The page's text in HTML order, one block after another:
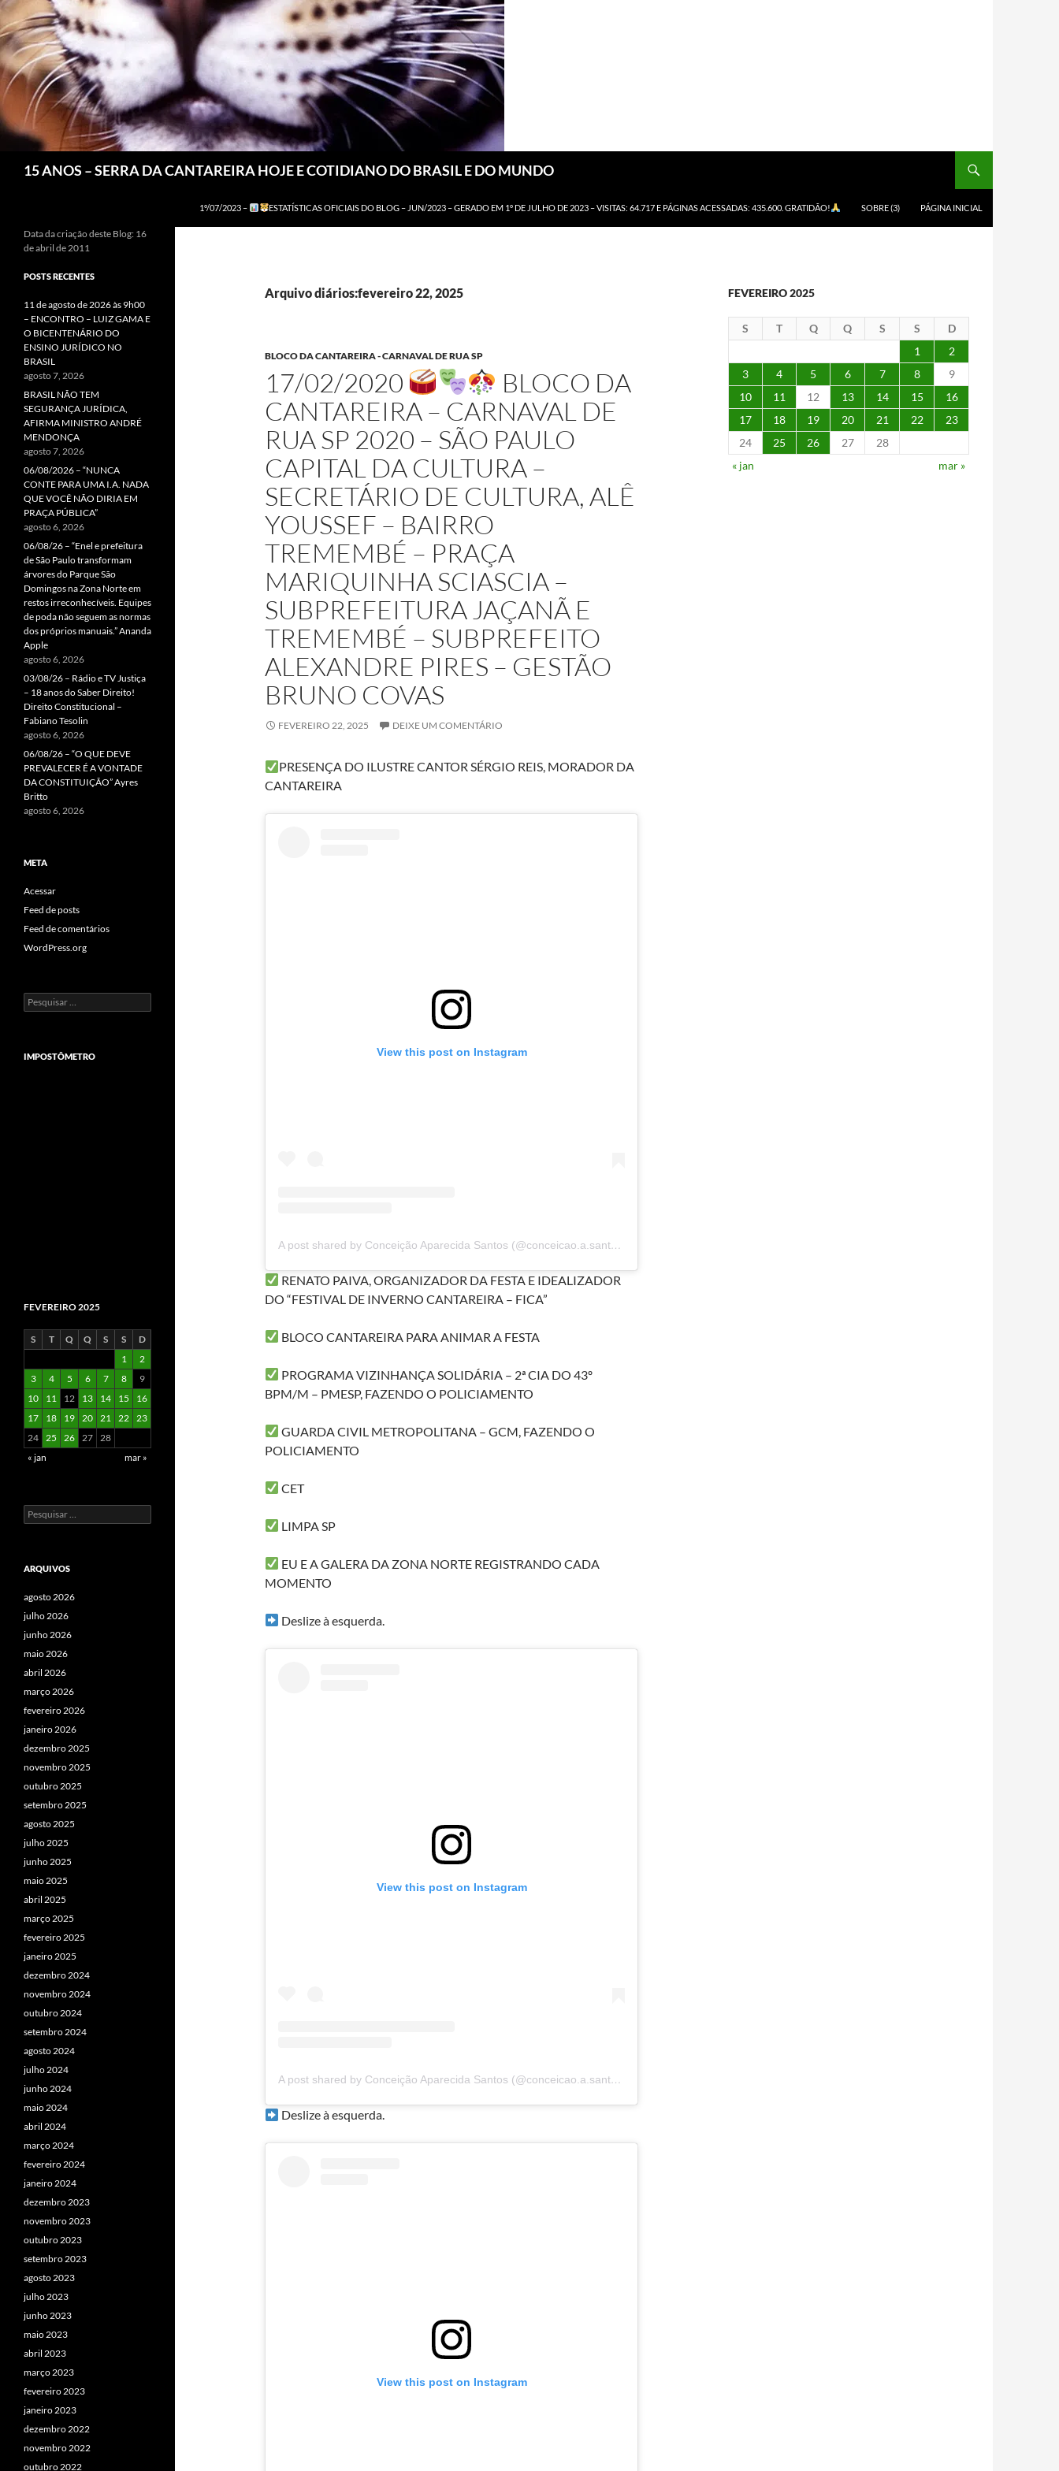
15 ANOS – SERRA DA CANTAREIRA HOJE E COTIDIANO DO BRASIL E DO MUNDO
1º/07/2023 – ESTATÍSTICAS OFICIAIS DO BLOG – JUN/2023 – GERADO EM 1º DE JULHO DE 2023 – VISITAS: 64.717 E PÁGINAS ACESSADAS: 435.600. GRATIDÃO! SOBRE (3) PÁGINA INICIAL
Arquivo diários:fevereiro 22, 2025
BLOCO DA CANTAREIRA - CARNAVAL DE RUA SP
17/02/2020
BLOCO DA
CANTAREIRA – CARNAVAL DE
RUA SP 2020 – SÃO PAULO
CAPITAL DA CULTURA –
SECRETÁRIO DE CULTURA, ALÊ
YOUSSEF – BAIRRO
TREMEMBÉ – PRAÇA
MARIQUINHA SCIASCIA –
SUBPREFEITURA JAÇANÃ E
TREMEMBÉ – SUBPREFEITO
ALEXANDRE PIRES – GESTÃO
BRUNO COVAS
FEVEREIRO 22, 2025 DEIXE UM COMENTÁRIO
PRESENÇA DO ILUSTRE CANTOR SÉRGIO REIS, MORADOR DA
CANTAREIRA
View this post on Instagram
A post shared by Conceição Aparecida Santos (@conceicao.a.santos)
RENATO PAIVA, ORGANIZADOR DA FESTA E IDEALIZADOR
DO “FESTIVAL DE INVERNO CANTAREIRA – FICA”
BLOCO CANTAREIRA PARA ANIMAR A FESTA
PROGRAMA VIZINHANÇA SOLIDÁRIA – 2ª CIA DO 43º
BPM/M – PMESP, FAZENDO O POLICIAMENTO
GUARDA CIVIL METROPOLITANA – GCM, FAZENDO O
POLICIAMENTO
CET
LIMPA SP
EU E A GALERA DA ZONA NORTE REGISTRANDO CADA
MOMENTO
Deslize à esquerda.
View this post on Instagram
A post shared by Conceição Aparecida Santos (@conceicao.a.santos)
Deslize à esquerda.
View this post on Instagram
FEVEREIRO 2025
S T Q Q S S
D
1
2
3
4 5 6 7 8
9
10
11 12 13 14 15
16
17
18 19 20 21 22
23
24
25 26 27
28
« jan
mar »
Data da criação deste Blog: 16
de abril de 2011
POSTS RECENTES
11 de agosto de 2026 às 9h00
– ENCONTRO – LUIZ GAMA E
O BICENTENÁRIO DO
ENSINO JURÍDICO NO
BRASIL
agosto 7, 2026
BRASIL NÃO TEM
SEGURANÇA JURÍDICA,
AFIRMA MINISTRO ANDRÉ
MENDONÇA
agosto 7, 2026
06/08/2026 – “NUNCA
CONTE PARA UMA I.A. NADA
QUE VOCÊ NÃO DIRIA EM
PRAÇA PÚBLICA”
agosto 6, 2026
06/08/26 – “Enel e prefeitura
de São Paulo transformam
árvores do Parque São
Domingos na Zona Norte em
restos irreconhecíveis. Equipes
de poda não seguem as normas
dos próprios manuais.” Ananda
Apple
agosto 6, 2026
03/08/26 – Rádio e TV Justiça
– 18 anos do Saber Direito!
Direito Constitucional –
Fabiano Tesolin
agosto 6, 2026
06/08/26 – “O QUE DEVE
PREVALECER É A VONTADE
DA CONSTITUIÇÃO” Ayres
Britto
agosto 6, 2026
META
Acessar
Feed de posts
Feed de comentários
WordPress.org
Pesquisar
por:
IMPOSTÔMETRO
FEVEREIRO 2025
S T Q Q S S
D
1
2
3
4 5 6 7 8
9
10
11 12 13 14 15
16
17
18 19 20 21 22 23
24 25 26 27 28
« jan
mar »
Pesquisar
por:
ARQUIVOS
agosto 2026
julho 2026
junho 2026
maio 2026
abril 2026
março 2026
fevereiro 2026
janeiro 2026
dezembro 2025
novembro 2025
outubro 2025
setembro 2025
agosto 2025
julho 2025
junho 2025
maio 2025
abril 2025
março 2025
fevereiro 2025
janeiro 2025
dezembro 2024
novembro 2024
outubro 2024
setembro 2024
agosto 2024
julho 2024
junho 2024
maio 2024
abril 2024
março 2024
fevereiro 2024
janeiro 2024
dezembro 2023
novembro 2023
outubro 2023
setembro 2023
agosto 2023
julho 2023
junho 2023
maio 2023
abril 2023
março 2023
fevereiro 2023
janeiro 2023
dezembro 2022
novembro 2022
outubro 2022